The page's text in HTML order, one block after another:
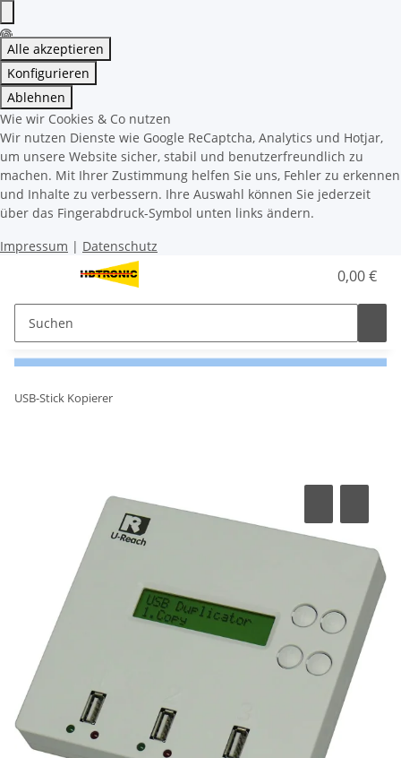
Alle akzeptieren
Konfigurieren
Ablehnen
Wie wir Cookies & Co nutzen
Wir nutzen Dienste wie Google ReCaptcha, Analytics und Hotjar,
um unsere Website sicher, stabil und benutzerfreundlich zu
machen. Mit Ihrer Zustimmung helfen Sie uns, Fehler zu erkennen
und Inhalte zu verbessern. Ihre Auswahl können Sie jederzeit
über das Fingerabdruck-Symbol unten links ändern.
Impressum | Datenschutz
0,00 €
USB-Stick Kopierer